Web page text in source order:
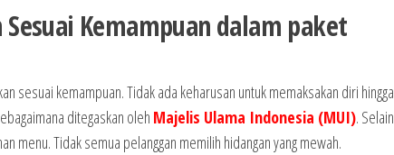
Kemampuan dalam paket
sesuai kemampuan. Tidak ada keharusan untuk memaksakan diri hingga
ditegaskan oleh Majelis Ulama Indonesia (MUI). Selain
menu. Tidak semua pelanggan memilih hidangan yang mewah.